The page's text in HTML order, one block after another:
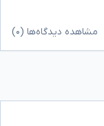
مشاهده دیدگاه‌ها (۰)